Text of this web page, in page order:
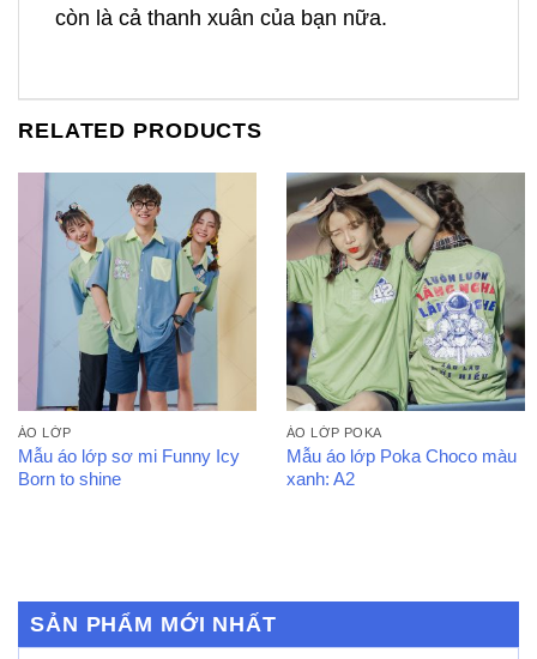
còn là cả thanh xuân của bạn nữa.
RELATED PRODUCTS
ÁO LỚP
Mẫu áo lớp sơ mi Funny Icy
Born to shine
ÁO LỚP POKA
Mẫu áo lớp Poka Choco màu
xanh: A2
SẢN PHẨM MỚI NHẤT